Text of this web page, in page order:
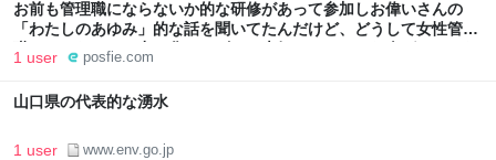
お前も管理職にならないか的な研修があって参加しお偉いさんの
「わたしのあゆみ」的な話を聞いてたんだけど、どうして女性管理
職はみんなコミュ力お化けでゴルフ大好き、みたいな人ばっかりな
のかしら⇒オタクには理解出来ないわ
1 user posfie.com
山口県の代表的な湧水
1 user www.env.go.jp